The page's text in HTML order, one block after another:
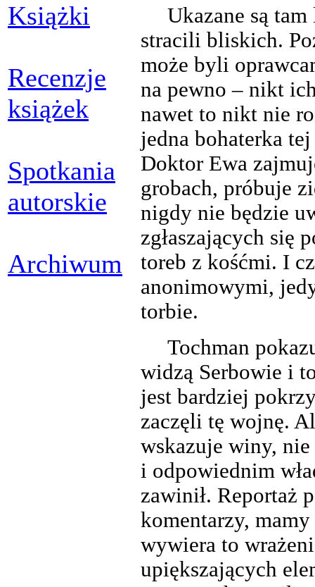
Książki
Recenzje
książek
Spotkania
autorskie
Archiwum
Ukazane są
stracili bliskich.
może byli
na pewno – nikt
nawet to nikt nie
jedna bohaterka
Doktor Ewa
grobach, próbuje
nigdy nie będzie
zgłaszających się
toreb z kośćmi. I
anonimowymi,
torbie.
Tochman
widzą Serbowie i
jest bardziej
zaczęli tę wojnę.
wskazuje winy,
i odpowiednim
zawinił. Reportaż
komentarzy,
wywiera to
upiększających